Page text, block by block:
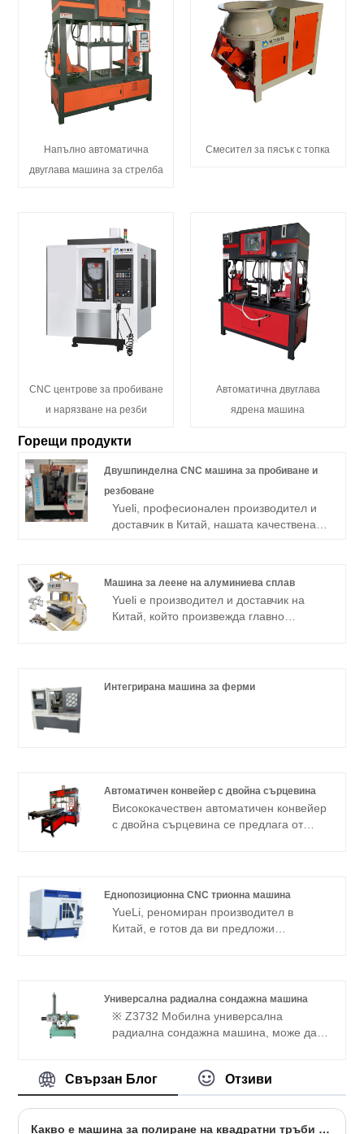
Напълно автоматична
двуглава машина за стрелба
Смесител за пясък с топка
CNC центрове за пробиване
и нарязване на резби
Автоматична двуглава
ядрена машина
Горещи продукти
Двушпинделна CNC машина за пробиване и
резбоване
Yueli, професионален производител и
доставчик в Китай, нашата качествена
нарязване на втулка на резба с
ефективно PLC управление, стабилна
производителност и лесна работа за
Машина за леене на алуминиева сплав
Yueli е производител и доставчик на
Китай, който произвежда главно
Интегрирана машина за ферми
Автоматичен конвейер с двойна сърцевина
Висококачествен автоматичен конвейер
с двойна сърцевина се предлага от
Еднопозиционна CNC трионна машина
YueLi, реномиран производител в
Китай, е готов да ви предложи
Универсална радиална сондажна машина
※ Z3732 Мобилна универсална
радиална сондажна машина, може да
и друга подобна работа, подходяща за
всички видове обработка на машини за
също така подходяща за ремонтна
Свързан Блог Отзиви
Какво е машина за полиране на квадратни тръби и как работи?